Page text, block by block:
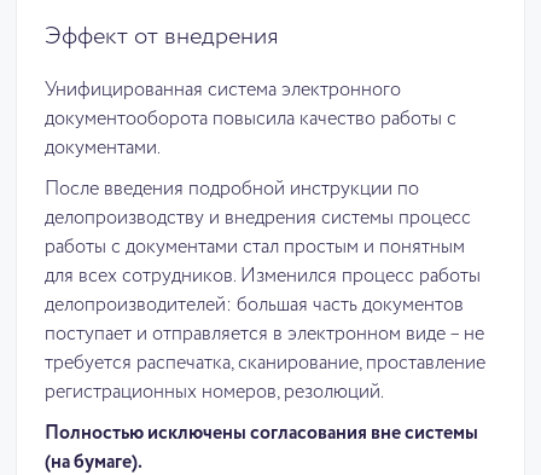
Эффект от внедрения
Унифицированная система электронного
документооборота повысила качество работы с
документами.
После введения подробной инструкции по
делопроизводству и внедрения системы процесс
работы с документами стал простым и понятным
для всех сотрудников. Изменился процесс работы
делопроизводителей: большая часть документов
поступает и отправляется в электронном виде – не
требуется распечатка, сканирование, проставление
регистрационных номеров, резолюций.
Полностью исключены согласования вне системы
(на бумаге).